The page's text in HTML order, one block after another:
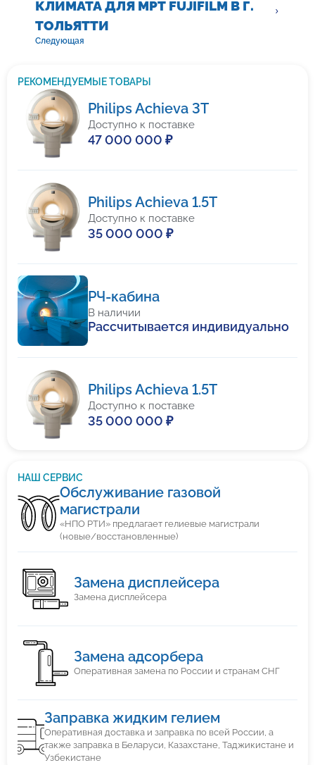
КЛИМАТА ДЛЯ МРТ FUJIFILM В Г.
ТОЛЬЯТТИ
Следующая
РЕКОМЕНДУЕМЫЕ ТОВАРЫ
Philips Achieva 3T
Доступно к поставке
47 000 000 ₽
Philips Achieva 1.5T
Доступно к поставке
35 000 000 ₽
РЧ-кабина
В наличии
Рассчитывается индивидуально
Philips Achieva 1.5T
Доступно к поставке
35 000 000 ₽
НАШ СЕРВИС
Обслуживание газовой
магистрали
«НПО РТИ» предлагает гелиевые магистрали
(новые/восстановленные)
Замена дисплейсера
Замена дисплейсера
Замена адсорбера
Оперативная замена по России и странам СНГ
Заправка жидким гелием
Оперативная доставка и заправка по всей России, а
также заправка в Беларуси, Казахстане, Таджикистане и
Узбекистане